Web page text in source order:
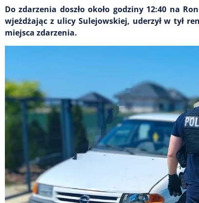
Do zdarzenia doszło około godziny 12:40 na
wjeżdżając z ulicy Sulejowskiej, uderzył w tył
miejsca zdarzenia.